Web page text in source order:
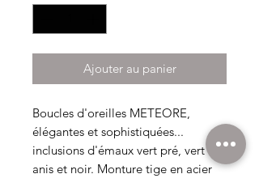
Ajouter au panier
Boucles d'oreilles METEORE,
élégantes et sophistiquées...
inclusions d'émaux vert pré, vert
anis et noir. Monture tige en acier